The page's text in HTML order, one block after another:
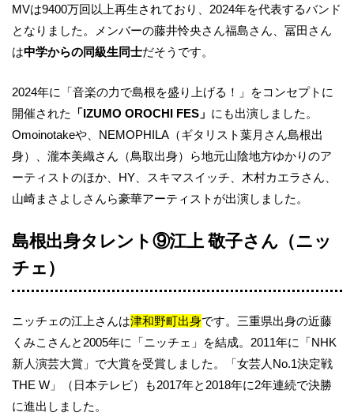
MVは9400万回以上再生されており、2024年を代表するバンド
となりました。メンバーの藤井怜央さん福島さん、冨田さん
は中学からの同級生同士だそうです。
2024年に「音楽の力で島根を盛り上げる！」をコンセプトに
開催された
「IZUMO OROCHI FES」 にも出演しました。
Omoinotakeや、NEMOPHILA（ギタリスト葉月さん島根出
身）、瀧本美織さん（鳥取出身）ら地元山陰地方ゆかりのア
ーティストのほか、HY、スキマスイッチ、木村カエラさん、
山崎まさよしさんら豪華アーティストが出演しました。
島根出身タレント⑨江上 敬子さん（ニッ
チェ）
ニッチェの江上さんは津和野町出身です。三重県出身の近藤
くみこさんと2005年に「ニッチェ」を結成。2011年に「NHK
新人演芸大賞」で大賞を受賞しました。「女芸人No.1決定戦
THE W」（日本テレビ）も2017年と2018年に2年連続で決勝
に進出しました。